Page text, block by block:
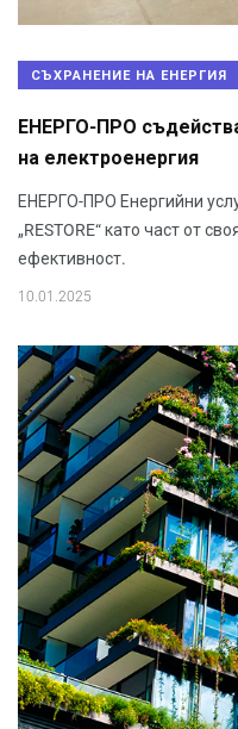
СЪХРАНЕНИЕ НА ЕНЕРГИЯ
ЕНЕРГО-ПРО
на електроенергия
ЕНЕРГО-ПРО Енергийни
„RESTORE“ като част от
ефективност.
10.01.2025